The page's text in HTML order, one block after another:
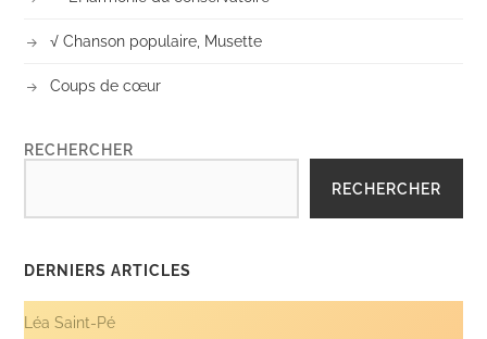
√ Chanson populaire, Musette
Coups de cœur
RECHERCHER
RECHERCHER
DERNIERS ARTICLES
Léa Saint-Pé